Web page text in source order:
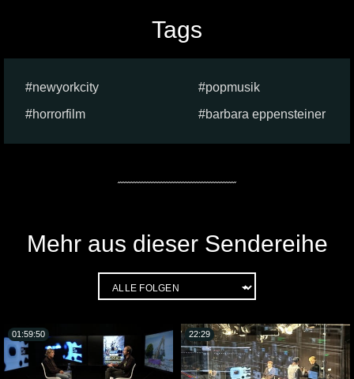
Tags
newyorkcity
popmusik
horrorfilm
barbara eppensteiner
Mehr aus dieser Sendereihe
01:59:50 22:29